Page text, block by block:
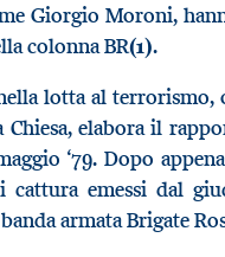
Giorgio Moroni,
colonna BR(1).
lotta al terrorismo,
elabora il
‘79. Dopo
emessi dal
armata Brigate